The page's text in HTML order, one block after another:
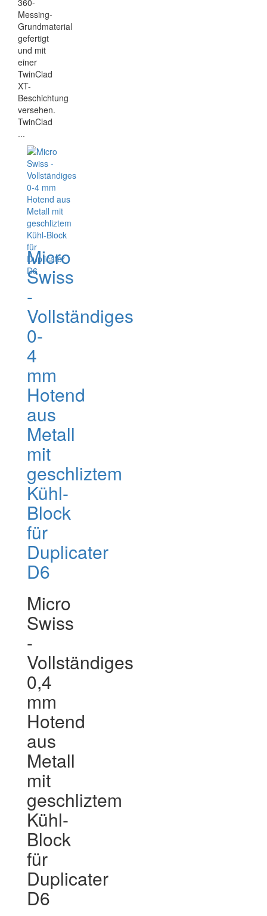
360-
Messing-
Grundmaterial
gefertigt
und mit
einer
TwinClad
XT-
Beschichtung
versehen.
TwinClad
...
Micro
Swiss
-
Vollständiges
0-
4
mm
Hotend
aus
Metall
mit
geschliztem
Kühl-
Block
für
Duplicater
D6
Micro
Swiss
-
Vollständiges
0,4
mm
Hotend
aus
Metall
mit
geschliztem
Kühl-
Block
für
Duplicater
D6